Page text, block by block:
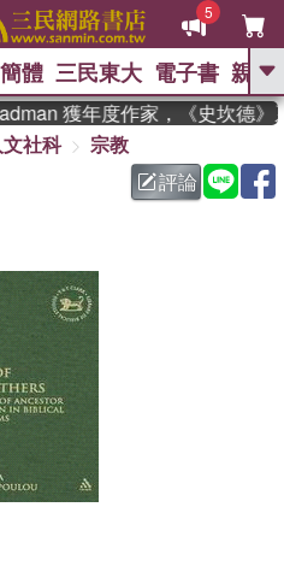
5
GO
：東野圭吾 、
父親節 、 如果歷
暑期推薦 、 國際布克
的迷走神經
簡體 三民東大 電子書 親子
獲年度作家，《史坎德》
文社科
宗教
評論